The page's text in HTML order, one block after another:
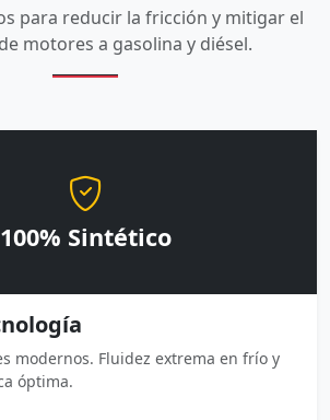
para reducir la fricción y mitigar el
motores a gasolina y diésel.
100% Sintético
modernos. Fluidez extrema en frío y
óptima.